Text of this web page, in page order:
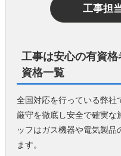
工事担
工事は安心の有資
資格一覧
全国対応を行っている弊社
厳守を徹底し安全で確実な
ッフはガス機器や電気製品
ます。